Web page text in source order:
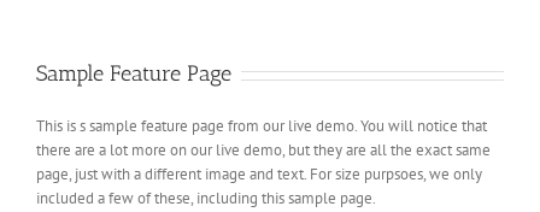
Sample Feature Page
This is s sample feature page from our live demo. You will notice that
there are a lot more on our live demo, but they are all the exact same
page, just with a different image and text. For size purpsoes, we only
included a few of these, including this sample page.